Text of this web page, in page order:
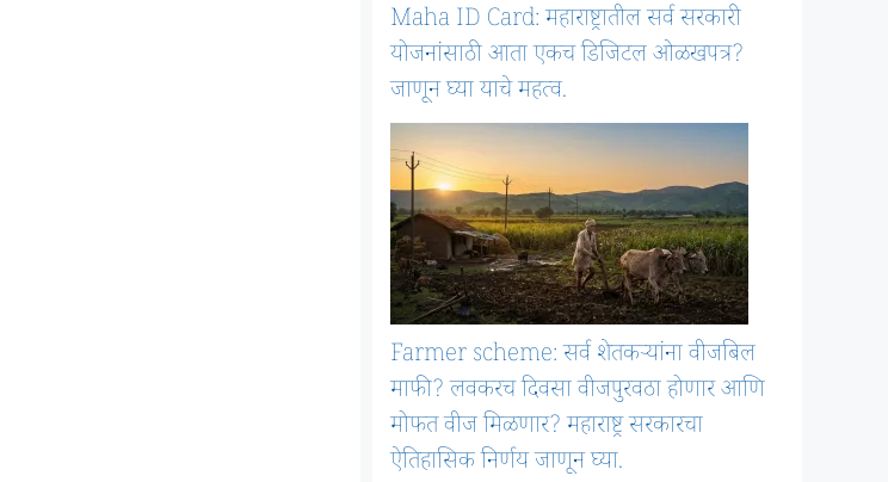
Maha ID Card: महाराष्ट्रातील सर्व सरकारी
योजनांसाठी आता एकच डिजिटल ओळखपत्र?
जाणून घ्या याचे महत्व.
Farmer scheme: सर्व शेतकऱ्यांना वीजबिल
माफी? लवकरच दिवसा वीजपुरवठा होणार आणि
मोफत वीज मिळणार? महाराष्ट्र सरकारचा
ऐतिहासिक निर्णय जाणून घ्या.